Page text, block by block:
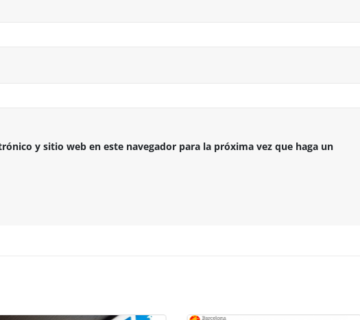
y sitio web en este navegador para la próxima vez que haga un